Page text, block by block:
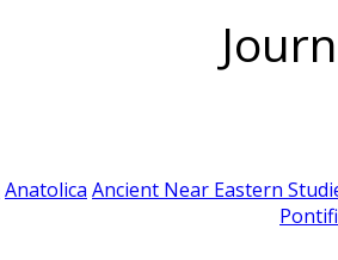
Anatolica Ancient Near Eastern